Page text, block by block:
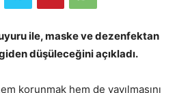
ile, maske ve dezenfektan
düşüleceğini açıkladı.
korunmak hem de yayılmasını